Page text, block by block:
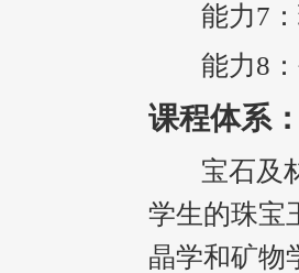
能力7：
能力8：
课程体系
宝石及材
学生的珠宝
晶学和矿物